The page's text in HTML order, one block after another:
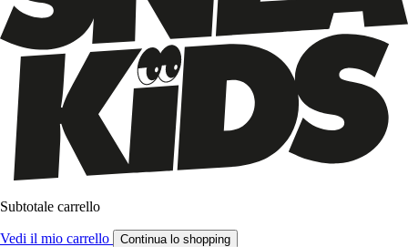
Subtotale carrello
Vedi il mio carrello Continua lo shopping